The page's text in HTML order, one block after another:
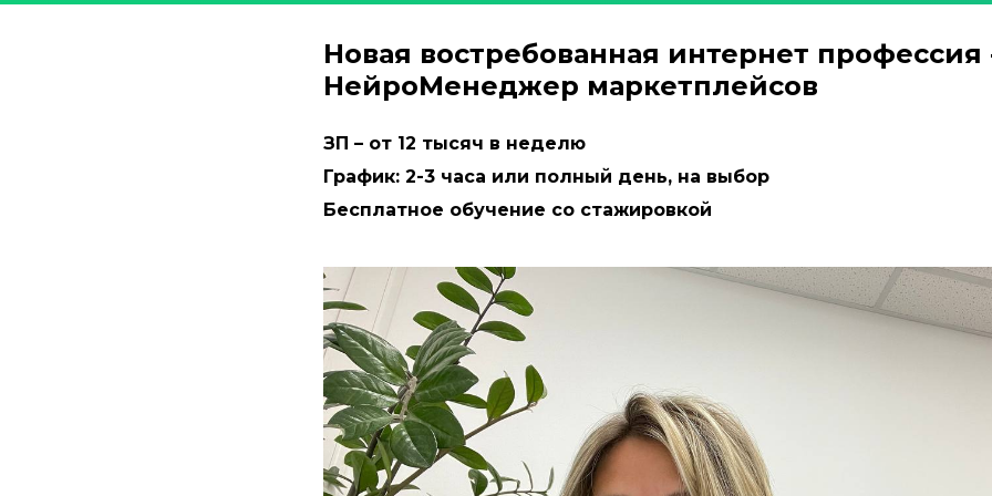
Новая востребованная интернет профессия
НейроМенеджер маркетплейсов
ЗП – от 12 тысяч в неделю
График: 2-3 часа или полный день, на выбор
Бесплатное обучение со стажировкой